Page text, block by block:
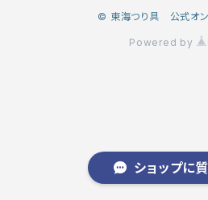
© 東海つり具 公式オン
Powered by
ショップに